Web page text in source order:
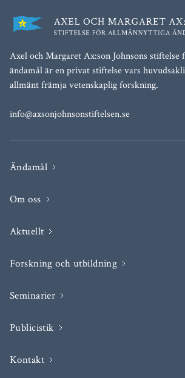
Axel och Margaret Ax:son Johnsons
ändamål är en privat stiftelse vars
allmänt främja vetenskaplig forskning.
info@axsonjohnsonstiftelsen.se
Ändamål
Om oss
Aktuellt
Forskning och utbildning
Seminarier
Publicistik
Kontakt